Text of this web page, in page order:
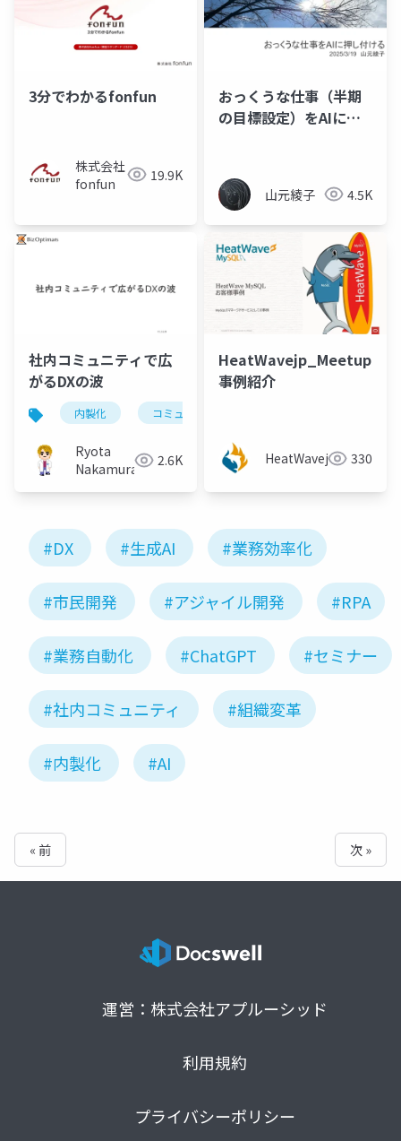
3分でわかるfonfun
株式会社
fonfun
19.9K
おっくうな仕事（半期
の目標設定）をAIに押
山元綾子 4.5K
社内コミュニティで広
がるDXの波
内製化 コミュニティマーケティング
Ryota
Nakamura
2.6K
事例紹介
HeatWavejp 330
#DX #生成AI #業務効率化
#市民開発 #アジャイル開発 #RPA
#業務自動化 #ChatGPT #セミナー
#社内コミュニティ #組織変革
#内製化 #AI
« 前 次 »
運営：株式会社アプルーシッド
利用規約
プライバシーポリシー